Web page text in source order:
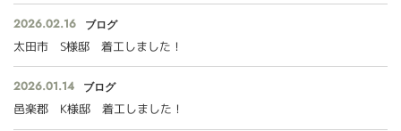
2026.02.16 ブログ
太田市 S様邸 着工しました！
2026.01.14 ブログ
邑楽郡 K様邸 着工しました！